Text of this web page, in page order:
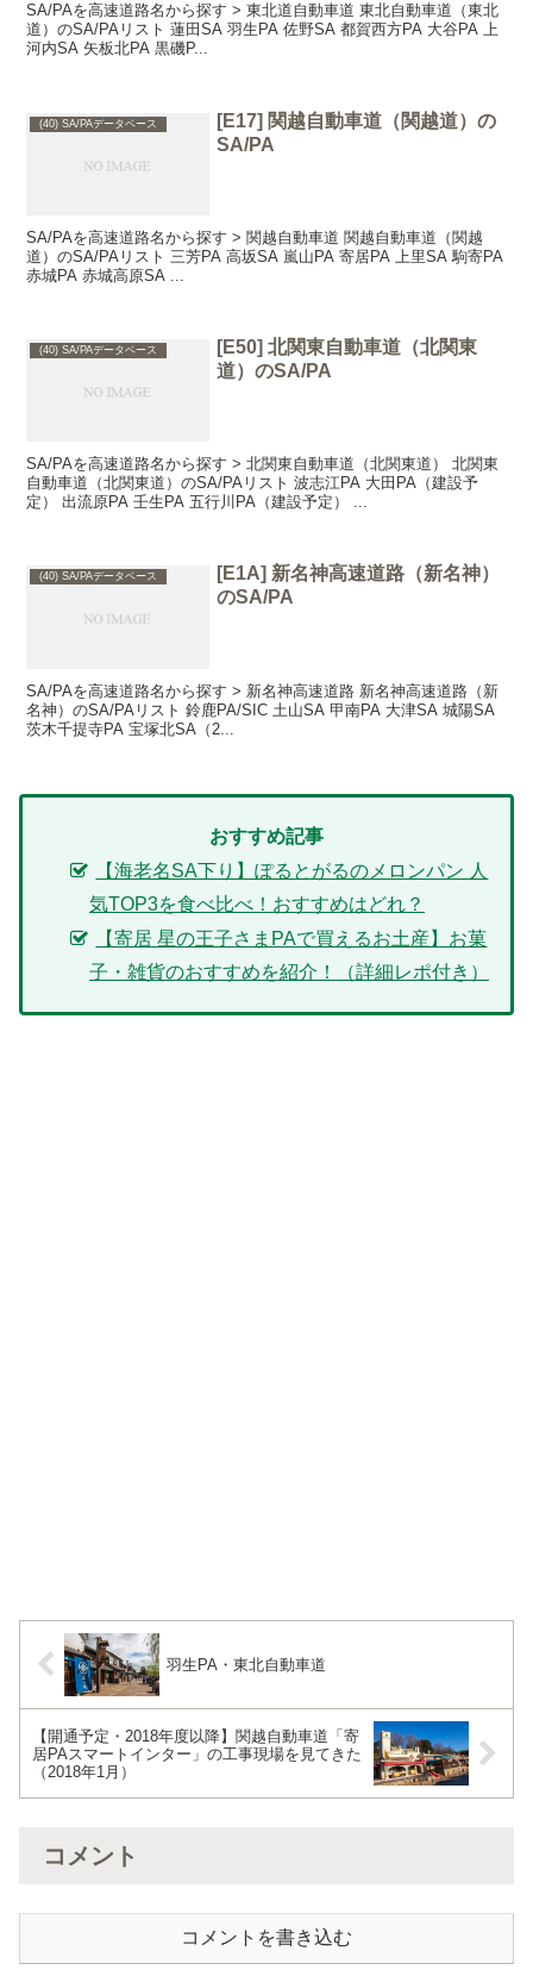
SA/PAを高速道路名から探す > 東北道自動車道 東北自動車道（東北
道）のSA/PAリスト 蓮田SA 羽生PA 佐野SA 都賀西方PA 大谷PA 上
河内SA 矢板北PA 黒磯P...
(40) SA/PAデータベース
[E17] 関越自動車道（関越道）の
SA/PA
SA/PAを高速道路名から探す > 関越自動車道 関越自動車道（関越
道）のSA/PAリスト 三芳PA 高坂SA 嵐山PA 寄居PA 上里SA 駒寄PA
赤城PA 赤城高原SA ...
(40) SA/PAデータベース
[E50] 北関東自動車道（北関東
道）のSA/PA
SA/PAを高速道路名から探す > 北関東自動車道（北関東道） 北関東
自動車道（北関東道）のSA/PAリスト 波志江PA 大田PA（建設予
定） 出流原PA 壬生PA 五行川PA（建設予定） ...
(40) SA/PAデータベース
[E1A] 新名神高速道路（新名神）
のSA/PA
SA/PAを高速道路名から探す > 新名神高速道路 新名神高速道路（新
名神）のSA/PAリスト 鈴鹿PA/SIC 土山SA 甲南PA 大津SA 城陽SA
茨木千提寺PA 宝塚北SA（2...
おすすめ記事
【海老名SA下り】ぽるとがるのメロンパン 人
気TOP3を食べ比べ！おすすめはどれ？
【寄居 星の王子さまPAで買えるお土産】お菓
子・雑貨のおすすめを紹介！（詳細レポ付き）
羽生PA・東北自動車道
【開通予定・2018年度以降】関越自動車道「寄
居PAスマートインター」の工事現場を見てきた
（2018年1月）
コメント
コメントを書き込む